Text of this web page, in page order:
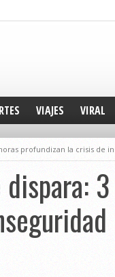
VIAJES VIRAL
profundizan la crisis de